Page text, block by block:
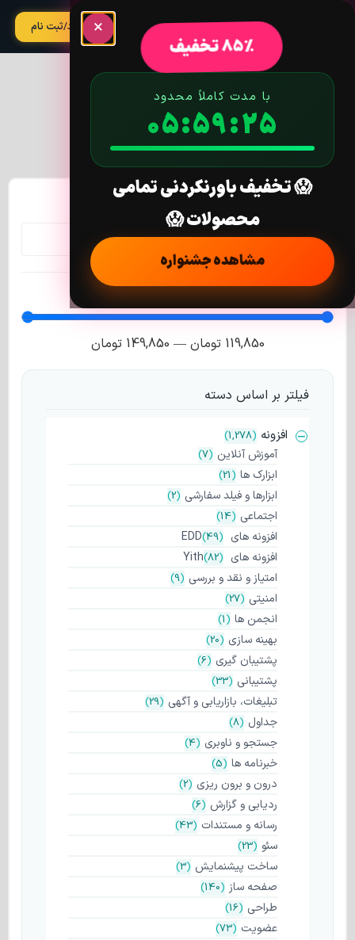
×
85% تخفیف
با مدت کاملاً محدود
05:59:24
😱 تخفیف باورنکردنی تمامی
محصولات 😱
مشاهده جشنواره
آپدیت ورود/ثبت نام
دسته: ساخت
پیشنمایش
جستجو در محصولات
فیلتر قیمت
119,850 تومان —
149,850 تومان
فیلتر بر اساس دسته
افزونه (
1,278
)
آموزش آنلاین (
7
)
ابزارک ها (
21
)
ابزارها و فیلد سفارشی (
2
)
اجتماعی (
14
)
افزونه های EDD (49)
افزونه های Yith (82)
امتیاز و نقد و بررسی (
9
)
امنیتی (
27
)
انجمن ها (
1
)
بهینه سازی (
20
)
پشتیبان گیری (
6
)
پشتیبانی (
33
)
تبلیغات، بازاریابی و آگهی (
29
)
جداول (
8
)
جستجو و ناوبری (
4
)
خبرنامه ها (
5
)
درون و برون ریزی (
2
)
ردیابی و گزارش (
6
)
رسانه و مستندات (
43
)
سئو (
23
)
ساخت پیشنمایش (
3
)
صفحه ساز (
140
)
طراحی (
16
)
عضویت (
73
)